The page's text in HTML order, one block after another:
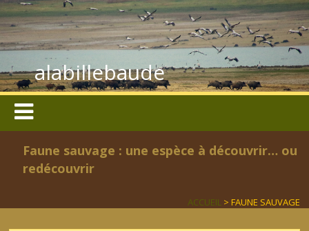
alabillebaude
Faune sauvage : une espèce à découvrir… ou
redécouvrir
ACCUEIL> FAUNE SAUVAGE